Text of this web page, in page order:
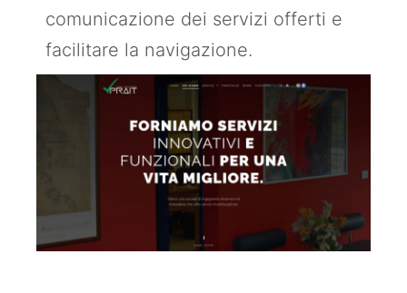
comunicazione dei servizi offerti e
facilitare la navigazione.